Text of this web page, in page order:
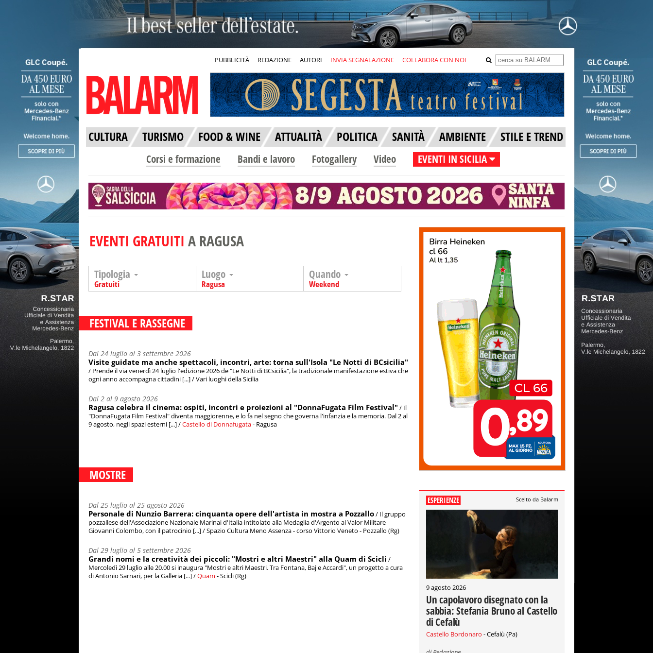
PUBBLICITÀ REDAZIONE AUTORI INVIA SEGNALAZIONE COLLABORA CON NOI
CULTURA TURISMO FOOD & WINE ATTUALITÀ POLITICA SANITÀ AMBIENTE STILE E TREND
Corsi e formazione Bandi e lavoro Fotogallery Video EVENTI IN SICILIA
EVENTI GRATUITI A RAGUSA
Tipologia
Gratuiti
Luogo
Ragusa
Quando
Weekend
FESTIVAL E RASSEGNE
Dal 24 luglio al 3 settembre 2026
Visite guidate ma anche spettacoli, incontri, arte: torna sull'Isola "Le Notti di BCsicilia"
/ Prende il via venerdì 24 luglio l'edizione 2026 de "Le Notti di BCsicilia", la tradizionale manifestazione estiva che
ogni anno accompagna cittadini [...] / Vari luoghi della Sicilia
Dal 2 al 9 agosto 2026
Ragusa celebra il cinema: ospiti, incontri e proiezioni al "DonnaFugata Film Festival" / Il
"DonnaFugata Film Festival" diventa maggiorenne, e lo fa nel segno che governa l'infanzia e la memoria. Dal 2 al
9 agosto, negli spazi esterni [...] /Castello di Donnafugata- Ragusa
MOSTRE
Dal 25 luglio al 25 agosto 2026
Personale di Nunzio Barrera: cinquanta opere dell'artista in mostra a Pozzallo/ Il gruppo
pozzallese dell'Associazione Nazionale Marinai d'Italia intitolato alla Medaglia d'Argento al Valor Militare
Giovanni Colombo, con il patrocinio [...] / Spazio Cultura Meno Assenza - corso Vittorio Veneto - Pozzallo (Rg)
Dal 29 luglio al 5 settembre 2026
Grandi nomi e la creatività dei piccoli: "Mostri e altri Maestri" alla Quam di Scicli /
Mercoledì 29 luglio alle 20.00 si inaugura "Mostri e altri Maestri. Tra Fontana, Baj e Accardi", un progetto a cura
di Antonio Sarnari, per la Galleria [...] /Quam - Scicli (Rg)
ESPERIENZE Scelto da Balarm
9 agosto 2026
Un capolavoro disegnato con la
sabbia: Stefania Bruno al Castello
di Cefalù
Castello Bordonaro - Cefalù (Pa)